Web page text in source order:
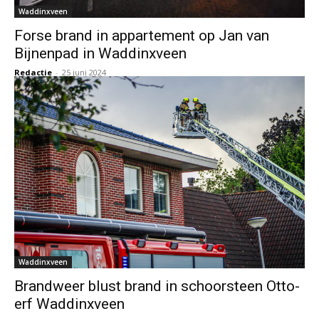
Waddinxveen
Forse brand in appartement op Jan van
Bijnenpad in Waddinxveen
Redactie - 25 juni 2024
Waddinxveen
Brandweer blust brand in schoorsteen Otto-
erf Waddinxveen